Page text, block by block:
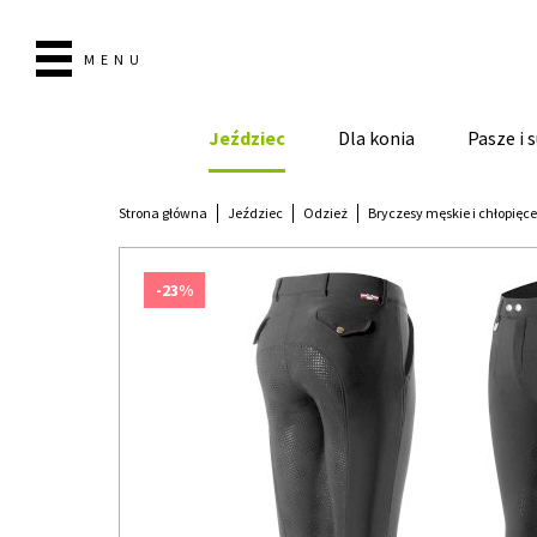
MENU
Jeździec Dla konia Pasze i
Strona główna Jeździec Odzież Bryczesy męskie i chłopięce
-23%